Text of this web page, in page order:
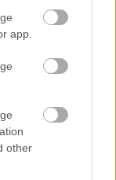
app.
other